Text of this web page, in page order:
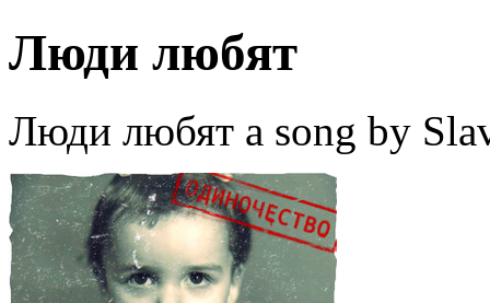
Люди любят
Люди любят a song by